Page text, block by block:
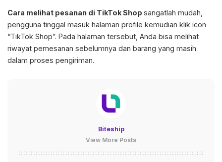
Cara melihat pesanan di TikTok Shop sangatlah mudah,
pengguna tinggal masuk halaman profile kemudian klik icon
“TikTok Shop”. Pada halaman tersebut, Anda bisa melihat
riwayat pemesanan sebelumnya dan barang yang masih
dalam proses pengiriman.
Biteship
View More Posts